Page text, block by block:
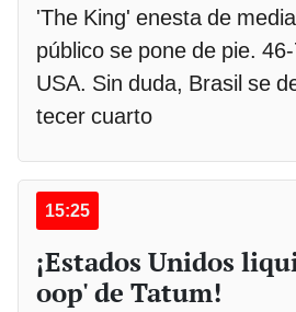
'The King' enesta de
público se pone de pie.
USA. Sin duda, Brasil se
tecer cuarto
15:25
¡Estados Unidos
oop' de Tatum!